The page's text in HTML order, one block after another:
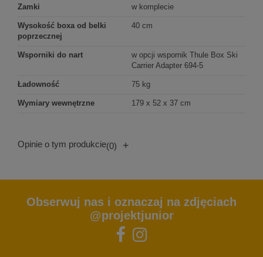
Zamki w komplecie
Wysokość boxa od belki
poprzecznej
40 cm
Wsporniki do nart
w opcji wspornik Thule Box Ski
Carrier Adapter 694-5
Ładowność 75 kg
Wymiary wewnętrzne 179 x 52 x 37 cm
Opinie o tym produkcie(0) +
Obserwuj nas i oznaczaj na zdjęciach
@projektjunior